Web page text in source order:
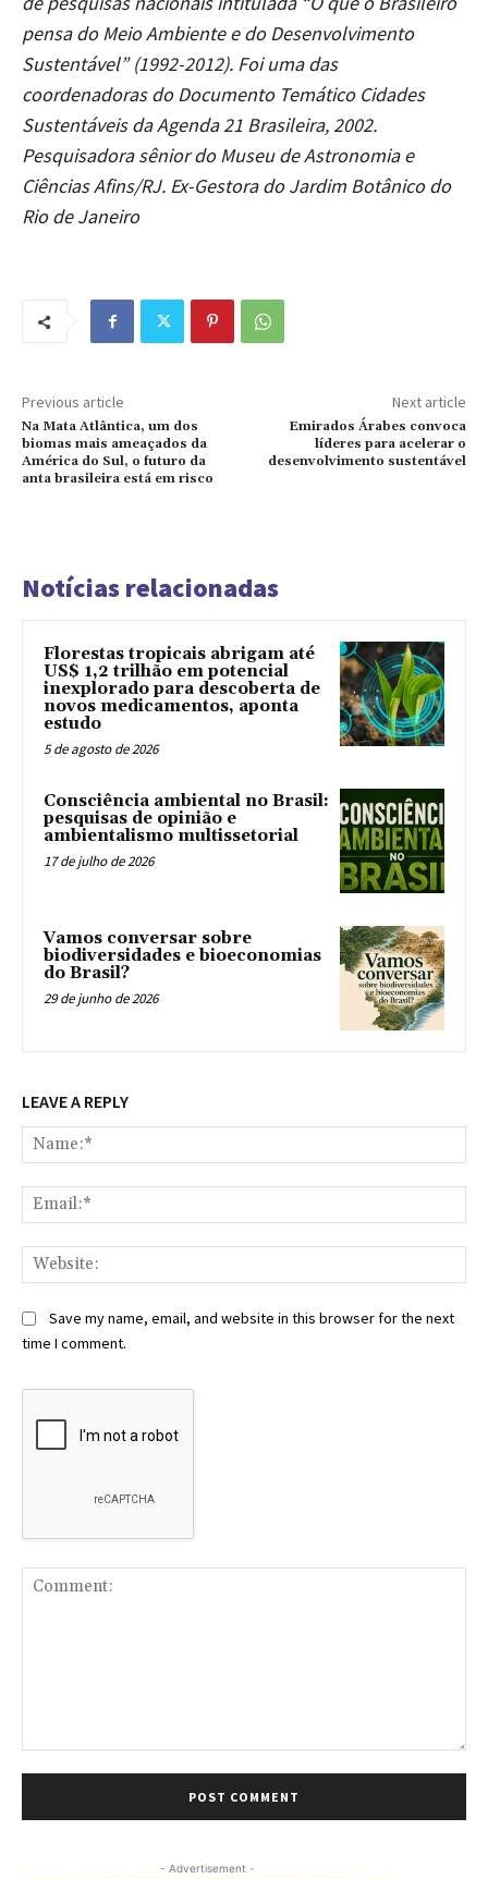
pensa do Meio Ambiente e do Desenvolvimento
Sustentável” (1992-2012). Foi uma das
coordenadoras do Documento Temático Cidades
Sustentáveis da Agenda 21 Brasileira, 2002.
Pesquisadora sênior do Museu de Astronomia e
Ciências Afins/RJ. Ex-Gestora do Jardim Botânico do
Rio de Janeiro
Previous article
Na Mata Atlântica, um dos
biomas mais ameaçados da
América do Sul, o futuro da
anta brasileira está em risco
Next article
Emirados Árabes convoca
líderes para acelerar o
desenvolvimento sustentável
Notícias relacionadas
Florestas tropicais abrigam até
US$ 1,2 trilhão em potencial
inexplorado para descoberta de
novos medicamentos, aponta
estudo
5 de agosto de 2026
Consciência ambiental no Brasil:
pesquisas de opinião e
ambientalismo multissetorial
17 de julho de 2026
Vamos conversar sobre
biodiversidades e bioeconomias
do Brasil?
29 de junho de 2026
LEAVE A REPLY
Save my name, email, and website in this browser for the next
time I comment.
- Advertisement -